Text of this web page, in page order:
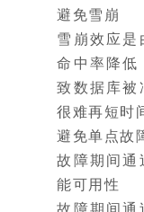
避免雪崩
雪崩效应
命中率降低
致数据库被
很难再短时
避免单点故
故障期间通
能可用性